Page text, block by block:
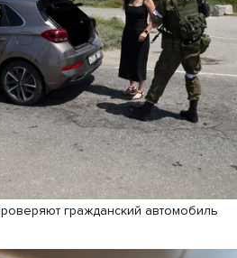
гражданский автомобиль